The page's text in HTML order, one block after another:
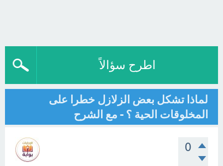
اطرح سؤالاً
لماذا تشكل بعض الزلازل خطرا على
المخلوقات الحية ؟ - مع الشرح
0